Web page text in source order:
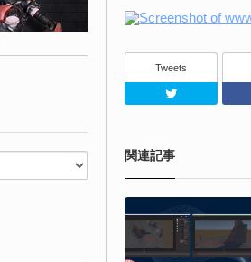
Tweets
関連記事